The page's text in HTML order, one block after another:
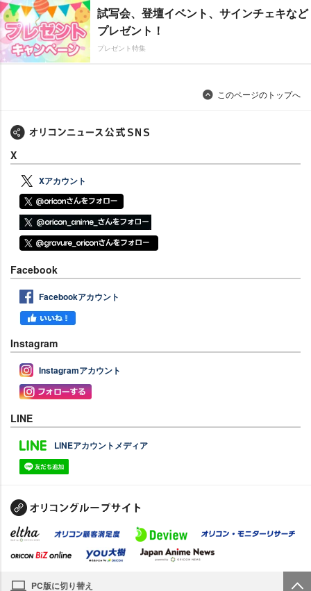
試写会、登壇イベント、サインチェキなど
プレゼント！
プレゼント特集
このページのトップへ
X
Xアカウント
Facebook
Facebookアカウント
Instagram
Instagramアカウント
LINE
LINEアカウントメディア
PC版に切り替え